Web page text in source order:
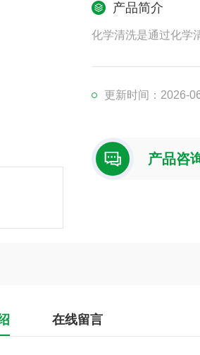
产品简介
化学清洗是通过化学
更新时间：2026-
产品咨
在线留言